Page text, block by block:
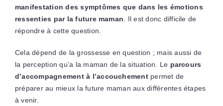
manifestation des symptômes que dans les émotions
ressenties par la future maman. Il est donc difficile de
répondre à cette question.
Cela dépend de la grossesse en question ; mais aussi de
la perception qu’a la maman de la situation. Le parcours
d’accompagnement à l’accouchementpermet de
préparer au mieux la future maman aux différentes étapes
à venir.